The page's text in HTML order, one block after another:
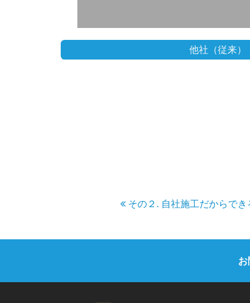
他社（従来）
その２. 自社施工だからでき
お